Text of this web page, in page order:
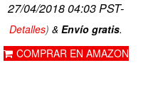
27/04/2018 04:03 PST-
Detalles)&Envío gratis.
COMPRAR EN AMAZON